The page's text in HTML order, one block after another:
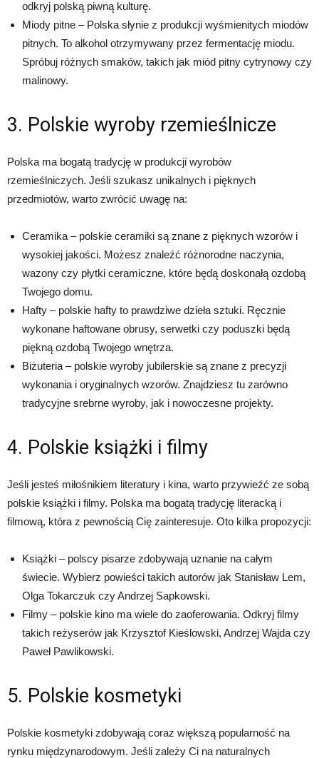
odkryj polską piwną kulturę.
Miody pitne – Polska słynie z produkcji wyśmienitych miodów
pitnych. To alkohol otrzymywany przez fermentację miodu.
Spróbuj różnych smaków, takich jak miód pitny cytrynowy czy
malinowy.
3. Polskie wyroby rzemieślnicze
Polska ma bogatą tradycję w produkcji wyrobów
rzemieślniczych. Jeśli szukasz unikalnych i pięknych
przedmiotów, warto zwrócić uwagę na:
Ceramika – polskie ceramiki są znane z pięknych wzorów i
wysokiej jakości. Możesz znaleźć różnorodne naczynia,
wazony czy płytki ceramiczne, które będą doskonałą ozdobą
Twojego domu.
Hafty – polskie hafty to prawdziwe dzieła sztuki. Ręcznie
wykonane haftowane obrusy, serwetki czy poduszki będą
piękną ozdobą Twojego wnętrza.
Biżuteria – polskie wyroby jubilerskie są znane z precyzji
wykonania i oryginalnych wzorów. Znajdziesz tu zarówno
tradycyjne srebrne wyroby, jak i nowoczesne projekty.
4. Polskie książki i filmy
Jeśli jesteś miłośnikiem literatury i kina, warto przywieźć ze sobą
polskie książki i filmy. Polska ma bogatą tradycję literacką i
filmową, która z pewnością Cię zainteresuje. Oto kilka propozycji:
Książki – polscy pisarze zdobywają uznanie na całym
świecie. Wybierz powieści takich autorów jak Stanisław Lem,
Olga Tokarczuk czy Andrzej Sapkowski.
Filmy – polskie kino ma wiele do zaoferowania. Odkryj filmy
takich reżyserów jak Krzysztof Kieślowski, Andrzej Wajda czy
Paweł Pawlikowski.
5. Polskie kosmetyki
Polskie kosmetyki zdobywają coraz większą popularność na
rynku międzynarodowym. Jeśli zależy Ci na naturalnych